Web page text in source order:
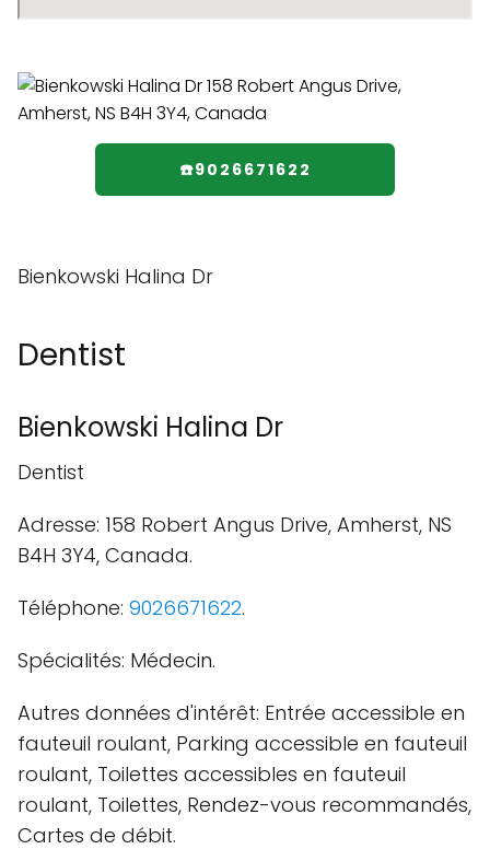
☎️9026671622
Bienkowski Halina Dr
Dentist
Bienkowski Halina Dr
Dentist
Adresse: 158 Robert Angus Drive, Amherst, NS
B4H 3Y4, Canada.
Téléphone: 9026671622.
Spécialités: Médecin.
Autres données d'intérêt: Entrée accessible en
fauteuil roulant, Parking accessible en fauteuil
roulant, Toilettes accessibles en fauteuil
roulant, Toilettes, Rendez-vous recommandés,
Cartes de débit.